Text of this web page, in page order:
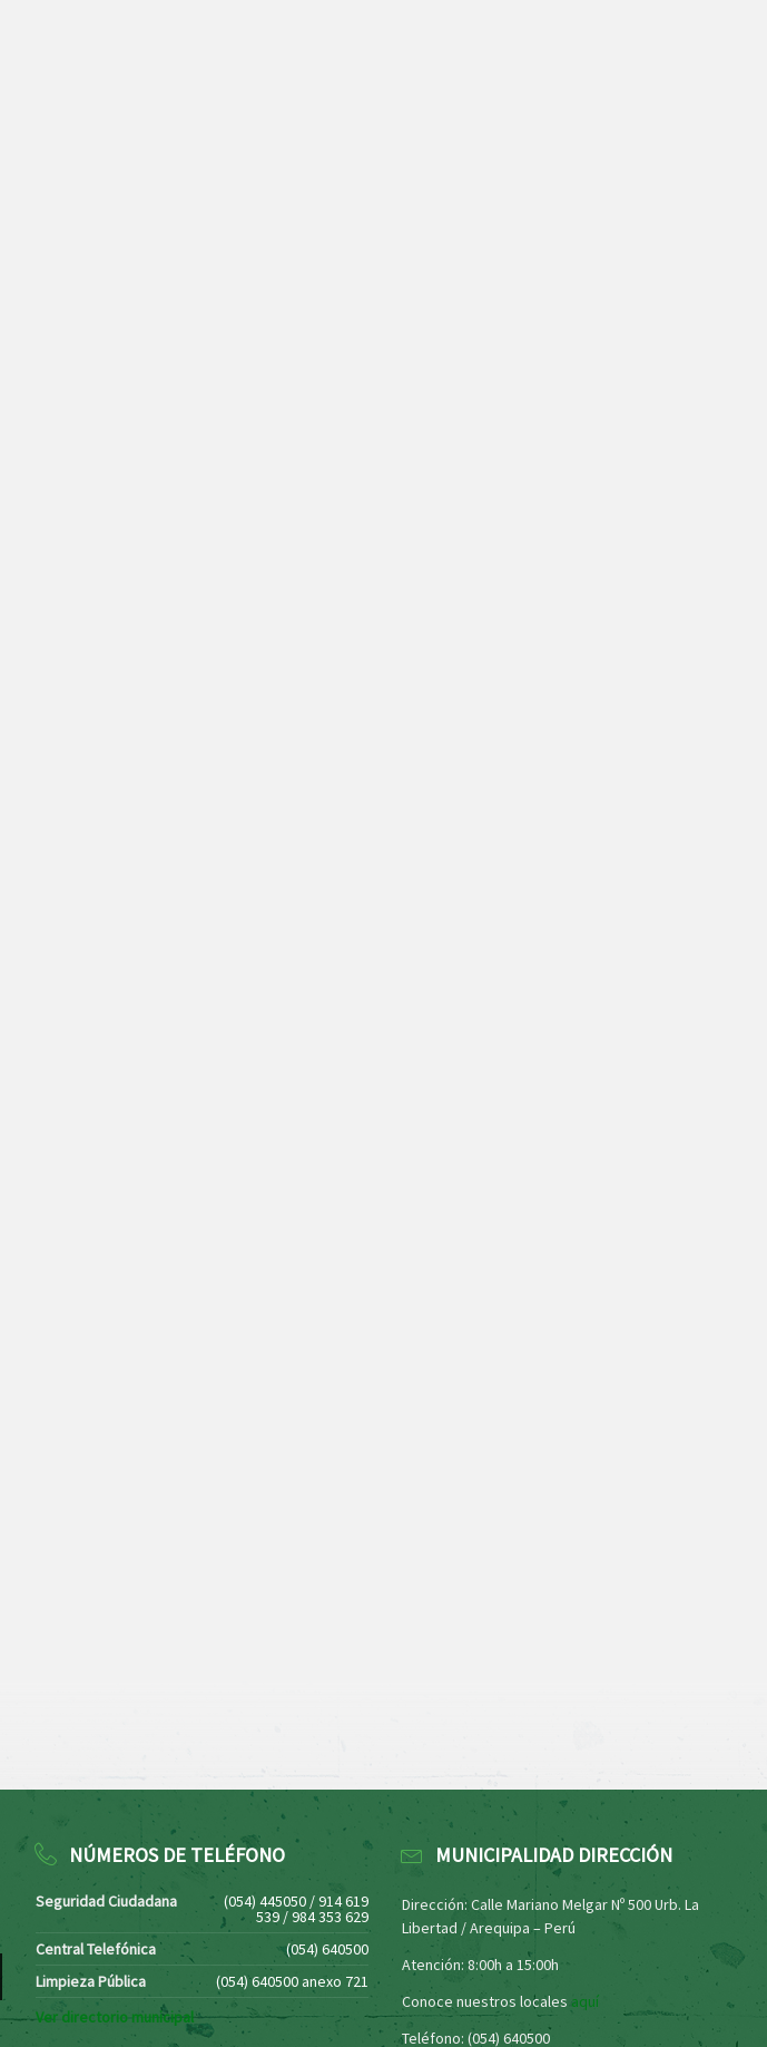
NÚMEROS DE TELÉFONO
Seguridad Ciudadana (054) 445050 / 914 619
539 / 984 353 629
Central Telefónica
(054) 640500
Limpieza Pública
(054) 640500 anexo 721
Ver directorio municipal
MUNICIPALIDAD DIRECCIÓN
Dirección: Calle Mariano Melgar Nº 500 Urb. La
Libertad / Arequipa – Perú
Atención: 8:00h a 15:00h
Conoce nuestros locales aquí
Teléfono: (054) 640500